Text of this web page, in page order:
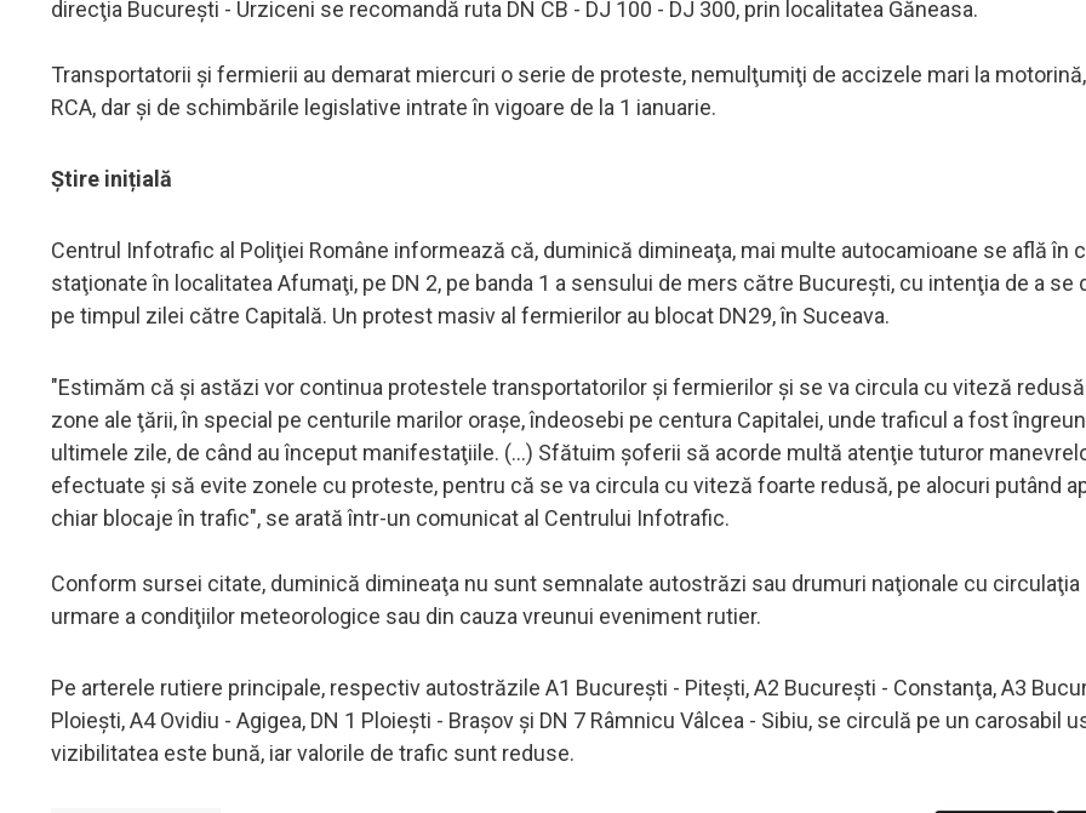
direcţia Bucureşti - Urziceni se recomandă ruta DN CB - DJ 100 - DJ 300, prin localitatea Găneasa.
Transportatorii şi fermierii au demarat miercuri o serie de proteste, nemulţumiţi de accizele mari la
RCA, dar şi de schimbările legislative intrate în vigoare de la 1 ianuarie.
Știre inițială
Centrul Infotrafic al Poliţiei Române informează că, duminică dimineaţa, mai multe autocamioane se află în
staţionate în localitatea Afumaţi, pe DN 2, pe banda 1 a sensului de mers către Bucureşti, cu intenţia de a se
pe timpul zilei către Capitală. Un protest masiv al fermierilor au blocat DN29, în Suceava.
"Estimăm că şi astăzi vor continua protestele transportatorilor şi fermierilor şi se va circula cu viteză
zone ale ţării, în special pe centurile marilor oraşe, îndeosebi pe centura Capitalei, unde traficul a fost
ultimele zile, de când au început manifestaţiile. (...) Sfătuim şoferii să acorde multă atenţie tuturor
efectuate şi să evite zonele cu proteste, pentru că se va circula cu viteză foarte redusă, pe alocuri putând
chiar blocaje în trafic", se arată într-un comunicat al Centrului Infotrafic.
Conform sursei citate, duminică dimineaţa nu sunt semnalate autostrăzi sau drumuri naţionale cu circulaţia
urmare a condiţiilor meteorologice sau din cauza vreunui eveniment rutier.
Pe arterele rutiere principale, respectiv autostrăzile A1 Bucureşti - Piteşti, A2 Bucureşti - Constanţa, A3
Ploieşti, A4 Ovidiu - Agigea, DN 1 Ploieşti - Braşov şi DN 7 Râmnicu Vâlcea - Sibiu, se circulă pe un carosabil
vizibilitatea este bună, iar valorile de trafic sunt reduse.